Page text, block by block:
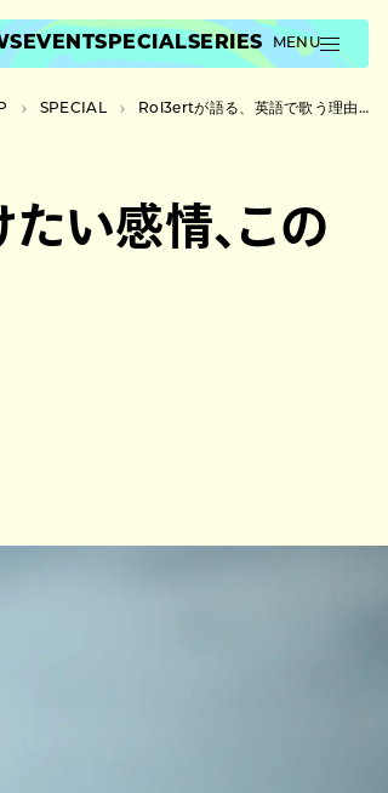
EVENTSPECIALSERIES MENU
SPECIAL Rol3ertが語る、英語で歌う理由、人種や性別を超えて届けたい感情、この先目指すもの
い感情、この